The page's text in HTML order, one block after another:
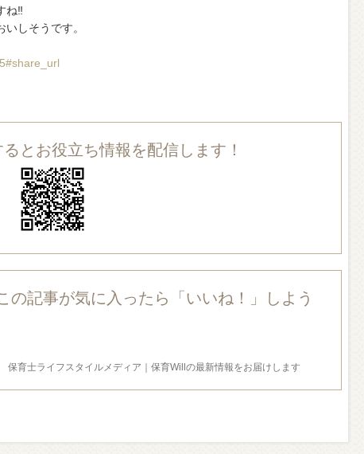
ね‼︎
しそうです。
とお役立ち情報を配信します！
の記事が気に入ったら「いいね！」しよう
保育士ライフスタイルメディア｜保育Willの最新情報をお届けします